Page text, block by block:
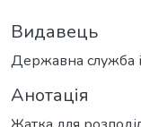
Видавець
Державна служба
Анотація